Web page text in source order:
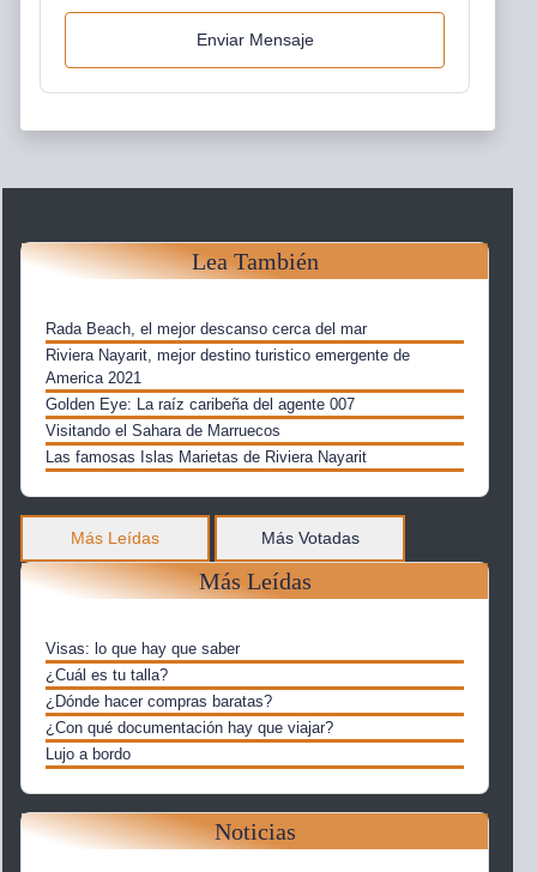
Enviar Mensaje
Lea También
Rada Beach, el mejor descanso cerca del mar
Riviera Nayarit, mejor destino turistico emergente de
America 2021
Golden Eye: La raíz caribeña del agente 007
Visitando el Sahara de Marruecos
Las famosas Islas Marietas de Riviera Nayarit
Más Leídas Más Votadas
Más Leídas
Visas: lo que hay que saber
¿Cuál es tu talla?
¿Dónde hacer compras baratas?
¿Con qué documentación hay que viajar?
Lujo a bordo
Noticias